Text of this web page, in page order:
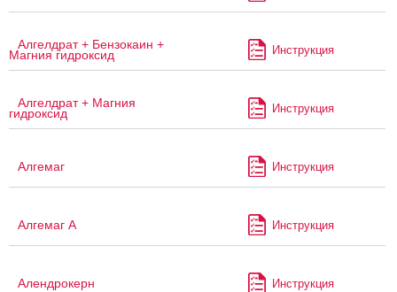
Алгелдрат + Бензокаин +
Магния гидроксид Инструкция
Алгелдрат + Магния
гидроксид Инструкция
Алгемаг Инструкция
Алгемаг А Инструкция
Алендрокерн Инструкция